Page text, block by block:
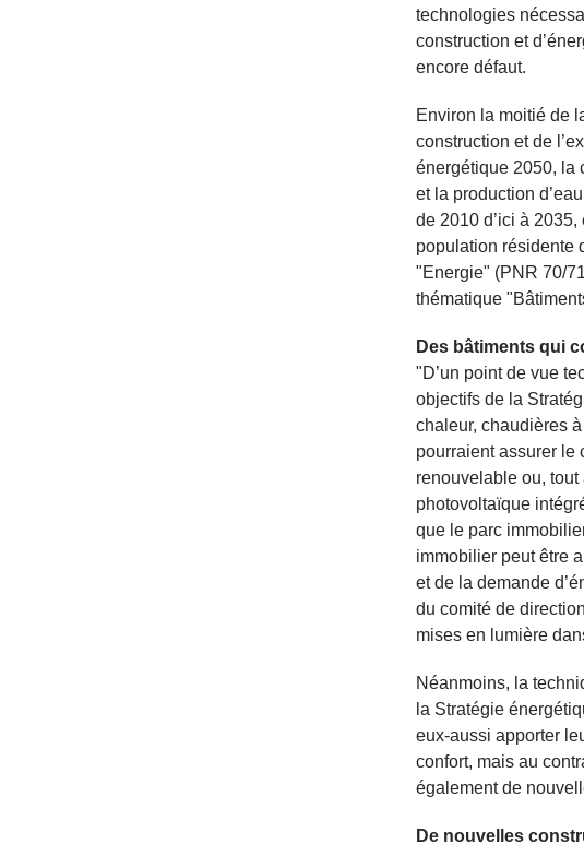
technologies
construction et
encore défaut.
Environ la moitié de
construction et de
énergétique 2050, la
et la production
de 2010 d’ici à
population résidente
"Energie" (PNR 70/
thématique
Des bâtiments qui
"D’un point de vue
objectifs de la
chaleur, chaudières
pourraient assurer le
renouvelable ou,
photovoltaïque
que le parc
immobilier peut être
et de la demande
du comité de
mises en lumière
Néanmoins, la
la Stratégie
eux-aussi apporter
confort, mais au
également de
De nouvelles